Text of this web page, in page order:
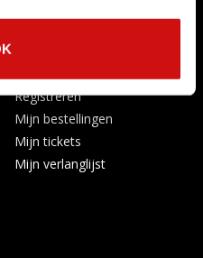
Registreren
Mijn bestellingen
Mijn tickets
Mijn verlanglijst